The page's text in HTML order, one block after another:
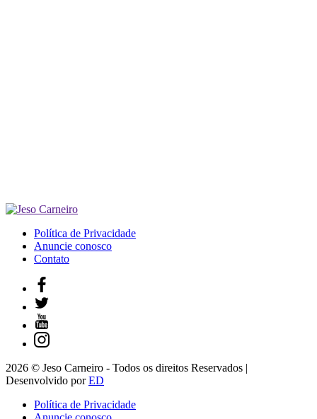
Política de Privacidade
Anuncie conosco
Contato
2026 © Jeso Carneiro - Todos os direitos Reservados |
Desenvolvido porED
Política de Privacidade